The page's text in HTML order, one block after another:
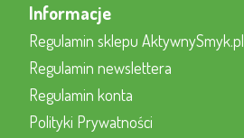
Informacje
Regulamin sklepu AktywnySmyk.pl
Regulamin newslettera
Regulamin konta
Polityki Prywatności